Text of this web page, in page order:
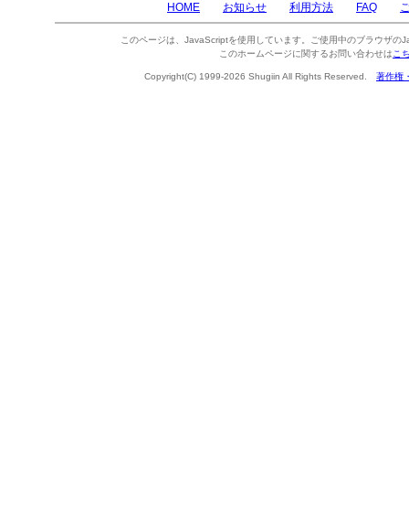
HOME お知らせ 利用方法 FAQ
このページは、JavaScriptを使用しています。ご使用中のブラウザの
このホームページに関するお問い合わせは こ
Copyright(C) 1999-2026 Shugiin All Rights Reserved. 著作権